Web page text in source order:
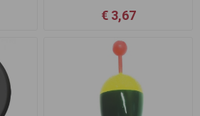
€ 3,67